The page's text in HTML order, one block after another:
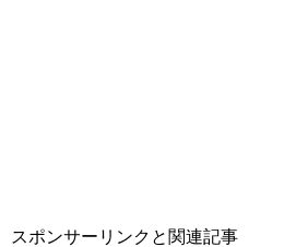
スポンサーリンクと関連記事